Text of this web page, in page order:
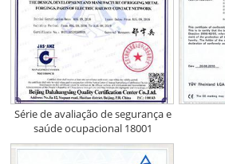
Série de avaliação de segurança e
saúde ocupacional 18001